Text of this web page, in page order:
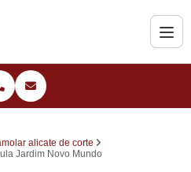
alicate de corte
Jardim Novo Mundo